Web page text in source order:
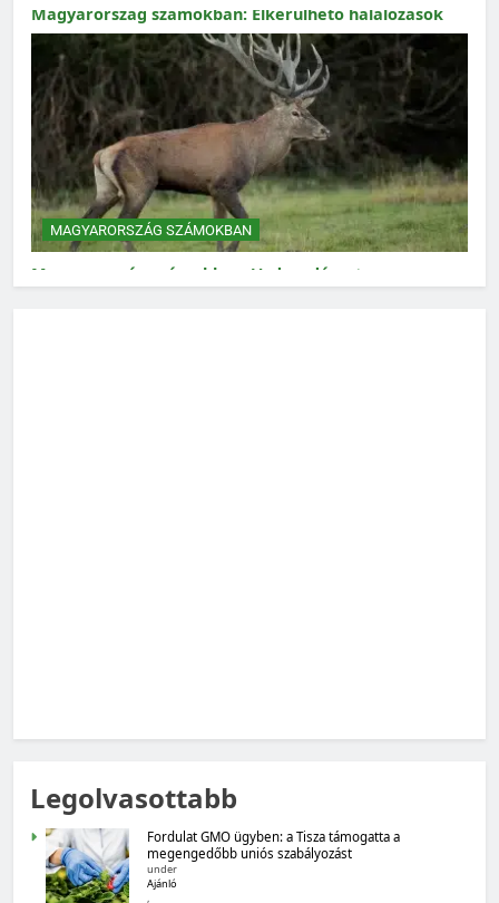
Magyarország számokban: Elkerülhető halálozások
MAGYARORSZÁG SZÁMOKBAN
Magyarország számokban: Vad, vadászat
Magyarország számokban: Államadósság
Legolvasottabb
Fordulat GMO ügyben: a Tisza támogatta a
megengedőbb uniós szabályozást
under
Ajánló